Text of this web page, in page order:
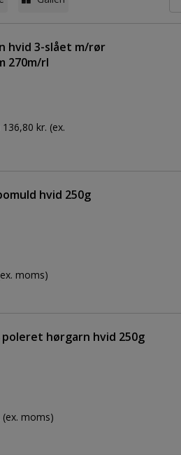
hvid 3-slået m/rør
270m/rl
kr. (ex.
hvid 250g
moms)
poleret hørgarn hvid 250g
(ex. moms)